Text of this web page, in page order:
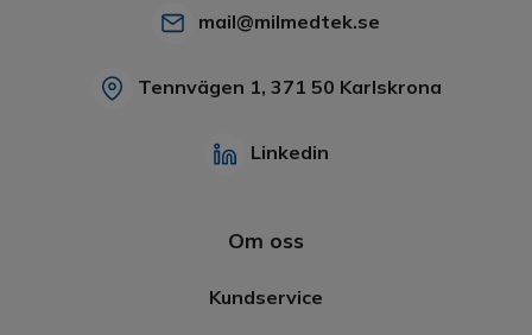
mail@milmedtek.se
Tennvägen 1, 371 50 Karlskrona
Linkedin
Om oss
Kundservice